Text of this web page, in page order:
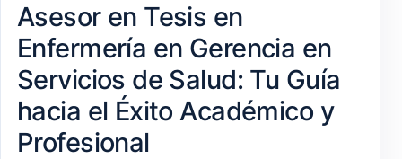
Asesor en Tesis en
Enfermería en Gerencia en
Servicios de Salud: Tu Guía
hacia el Éxito Académico y
Profesional